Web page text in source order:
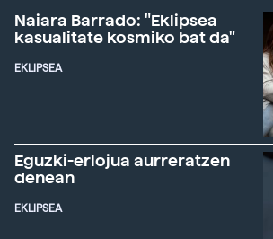
Naiara Barrado: "Eklipsea
kasualitate kosmiko bat da"
EKLIPSEA
Eguzki-erlojua aurreratzen
denean
EKLIPSEA